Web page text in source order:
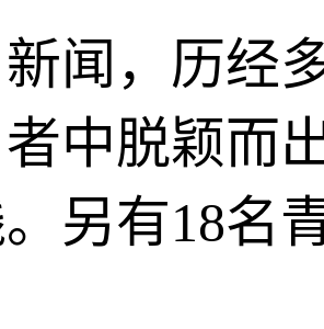
闻，历经
中脱颖而
另有18名